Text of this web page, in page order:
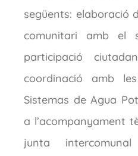
següents: elaboració
comunitari amb
participació
coordinació amb
Sistemas de Agua
a l’acompanyament
junta